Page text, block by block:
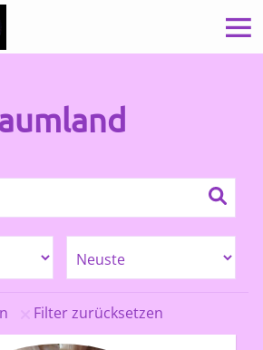
Filter zurücksetzen